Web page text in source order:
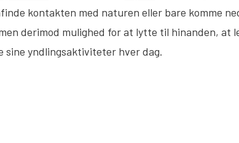
kontakten med naturen eller bare komme
derimod mulighed for at lytte til hinanden, at
sine yndlingsaktiviteter hver dag.